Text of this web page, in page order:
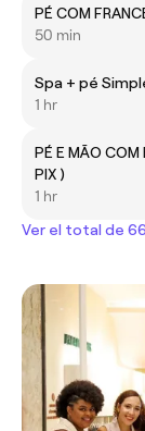
PÉ COM
50 min
Spa + pé
1 hr
PÉ E MÃO COM
PIX )
1 hr
Ver el total de